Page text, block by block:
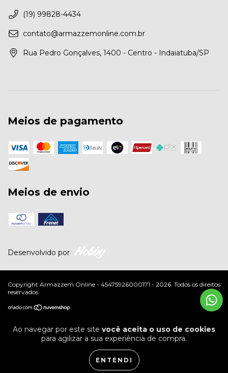
Ao navegar por este site você aceita o uso de cookies
para agilizar a sua experiência de compra.
ENTENDI
(19) 99828-4434
contato@armazzemonline.com.br
Rua Pedro Gonçalves, 1400 - Centro - Indaiatuba/SP
Meios de pagamento
Meios de envio
Desenvolvido por
Copyright Armazzem Online - 45475926000171 - 2026. Todos os direitos
reservados.